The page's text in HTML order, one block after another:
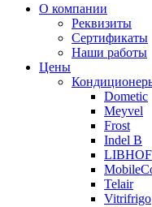
Основное
Перейти
содержимому
О компании
Реквизиты
Сертификаты
Наши работы
Цены
Dometic
Meyvel
Frost
Indel B
LIBHOF
Telair
Vitrifrigo